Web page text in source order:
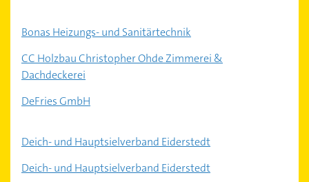
Bonas Heizungs- und Sanitärtechnik
CC Holzbau Christopher Ohde Zimmerei &
Dachdeckerei
DeFries GmbH
Deich- und Hauptsielverband Eiderstedt
Deich- und Hauptsielverband Eiderstedt